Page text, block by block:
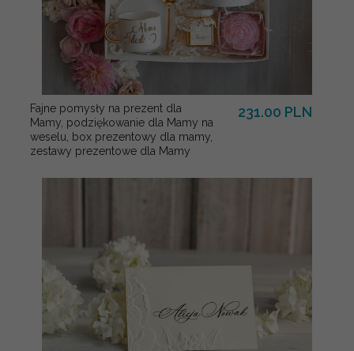
Fajne pomysły na prezent dla
Mamy, podziękowanie dla Mamy na
weselu, box prezentowy dla mamy,
zestawy prezentowe dla Mamy
231.00 PLN